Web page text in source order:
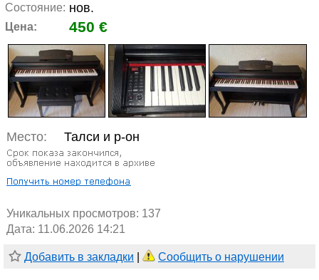
Состояние: нов.
Цена: 450 €
Место: Талси и р-он
Уникальных просмотров: 137
Дата: 11.06.2026 14:21
Добавить в закладки Сообщить о нарушении